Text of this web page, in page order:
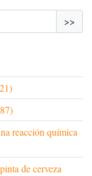
>>
reacción química
de cerveza